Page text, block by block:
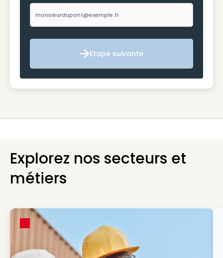
Etape suivante
Etape suivante
Explorez nos secteurs et
métiers